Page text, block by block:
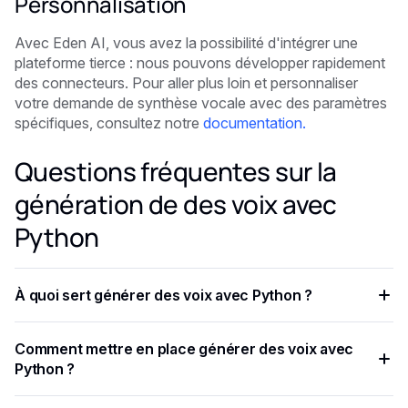
Avec Eden AI, vous avez la possibilité d'intégrer une
plateforme tierce : nous pouvons développer rapidement
des connecteurs. Pour aller plus loin et personnaliser
votre demande de synthèse vocale avec des paramètres
spécifiques, consultez notre documentation.
Questions fréquentes sur la
génération de des voix avec
Python
À quoi sert générer des voix avec Python ?
Speech en 5 minutes avec Python.
Comment mettre en place générer des voix avec
Python ?